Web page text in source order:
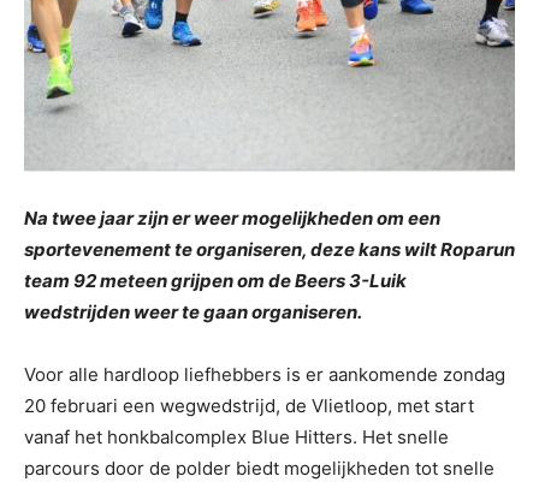
Na twee jaar zijn er weer mogelijkheden om een
sportevenement te organiseren, deze kans wilt Roparun
team 92 meteen grijpen om de Beers 3-Luik
wedstrijden weer te gaan organiseren.
Voor alle hardloop liefhebbers is er aankomende zondag
20 februari een wegwedstrijd, de Vlietloop, met start
vanaf het honkbalcomplex Blue Hitters. Het snelle
parcours door de polder biedt mogelijkheden tot snelle